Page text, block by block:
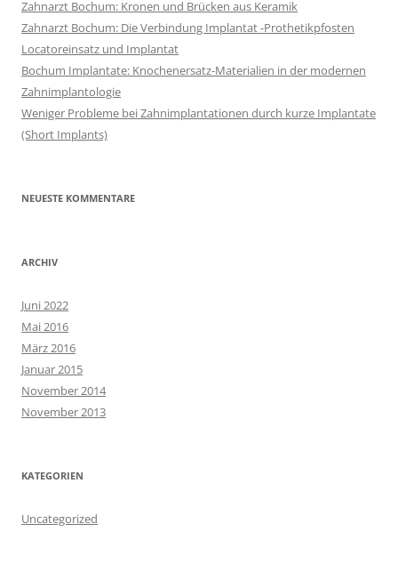
Zahnarzt Bochum: Kronen und Brücken aus Keramik
Zahnarzt Bochum: Die Verbindung Implantat -Prothetikpfosten
Locatoreinsatz und Implantat
Bochum Implantate: Knochenersatz-Materialien in der modernen
Zahnimplantologie
Weniger Probleme bei Zahnimplantationen durch kurze Implantate
(Short Implants)
NEUESTE KOMMENTARE
ARCHIV
Juni 2022
Mai 2016
März 2016
Januar 2015
November 2014
November 2013
KATEGORIEN
Uncategorized